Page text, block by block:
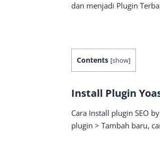
dan menjadi Plugin
Contents [show]
Install Plugin
Cara Install plugin SEO
plugin > Tambah baru,